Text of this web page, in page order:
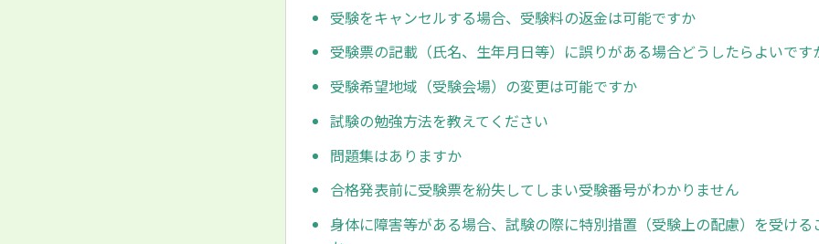
受験をキャンセルする場合、受験料の返金は可能ですか
受験票の記載（氏名、生年月日等）に誤りがある場合どうしたらよいです
受験希望地域（受験会場）の変更は可能ですか
試験の勉強方法を教えてください
問題集はありますか
合格発表前に受験票を紛失してしまい受験番号がわかりません
身体に障害等がある場合、試験の際に特別措置（受験上の配慮）を受ける